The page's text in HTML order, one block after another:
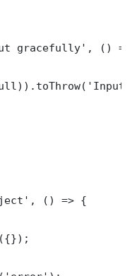
gracefully', ()
() => {